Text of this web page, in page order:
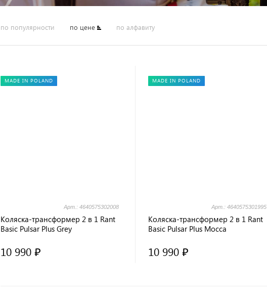
по популярности по цене по алфавиту
MADE IN POLAND
Арт.: 4640575302008
Коляска-трансформер 2 в 1 Rant
Basic Pulsar Plus Grey
10 990 ₽
MADE IN POLAND
Арт.: 4640575301995
Коляска-трансформер 2 в 1 Rant
Basic Pulsar Plus Mocca
10 990 ₽